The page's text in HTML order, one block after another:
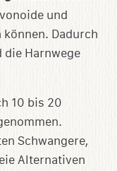
und
Dadurch
Harnwege
10 bis 20
Schwangere,
Alternativen